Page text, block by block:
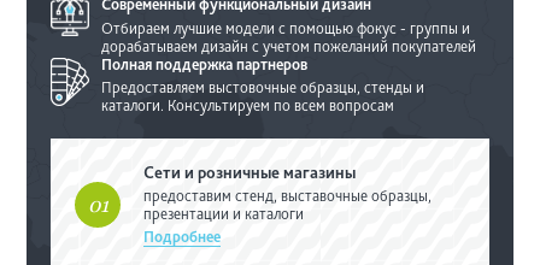
Современный функциональный дизайн
Отбираем лучшие модели с помощью фокус - группы и
дорабатываем дизайн с учетом пожеланий покупателей
Полная поддержка партнеров
Предоставляем выстовочные образцы, стенды и
каталоги. Консультируем по всем вопросам
01
Сети и розничные магазины
предоставим стенд, выставочныеобразцы,
презентации и каталоги
Подробнее